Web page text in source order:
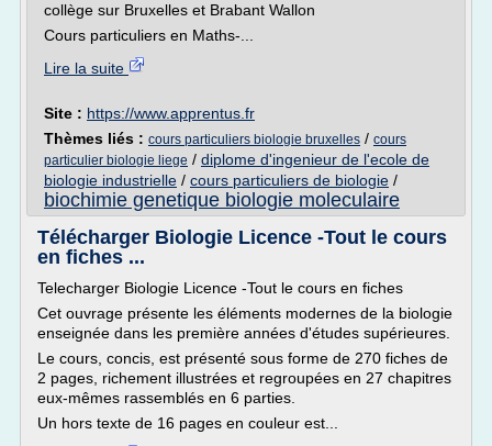
collège sur Bruxelles et Brabant Wallon
Cours particuliers en Maths-...
Lire la suite
Site : https://www.apprentus.fr
Thèmes liés : cours particuliers biologie bruxelles / cours
particulier biologie liege / diplome d'ingenieur de l'ecole de
biologie industrielle / cours particuliers de biologie /
biochimie genetique biologie moleculaire
Télécharger Biologie Licence -Tout le cours
en fiches ...
Telecharger Biologie Licence -Tout le cours en fiches
Cet ouvrage présente les éléments modernes de la biologie
enseignée dans les première années d'études supérieures.
Le cours, concis, est présenté sous forme de 270 fiches de
2 pages, richement illustrées et regroupées en 27 chapitres
eux-mêmes rassemblés en 6 parties.
Un hors texte de 16 pages en couleur est...